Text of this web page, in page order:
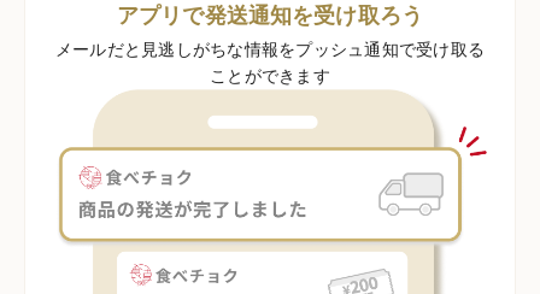
アプリで発送通知を受け取ろう
メールだと見逃しがちな情報をプッシュ通知で受け取る
ことができます